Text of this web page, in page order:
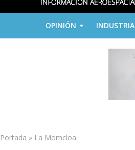
OPINIÓN INDUSTRIA
Portada » La Momcloa